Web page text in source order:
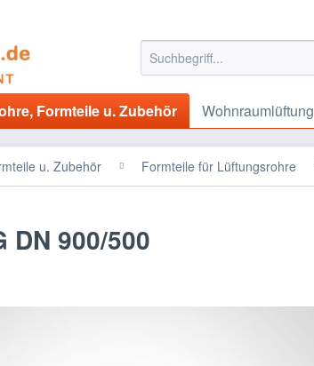
Formteile u. Zubehör Wohnraumlüftung
u. Zubehör Formteile für Lüftungsrohre
DN 900/500